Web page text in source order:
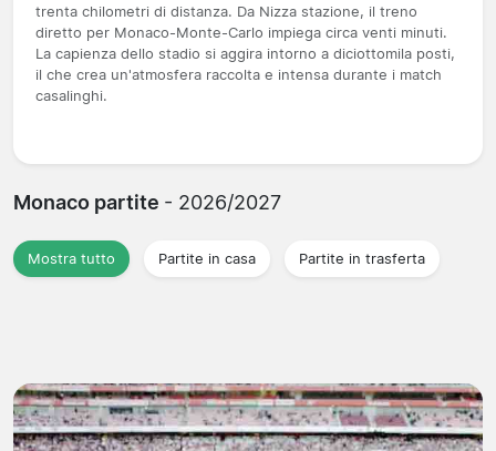
trenta chilometri di distanza. Da Nizza stazione, il treno
diretto per Monaco-Monte-Carlo impiega circa venti minuti.
La capienza dello stadio si aggira intorno a diciottomila posti,
il che crea un'atmosfera raccolta e intensa durante i match
casalinghi.
Monaco partite - 2026/2027
Mostra tutto Partite in casa Partite in trasferta